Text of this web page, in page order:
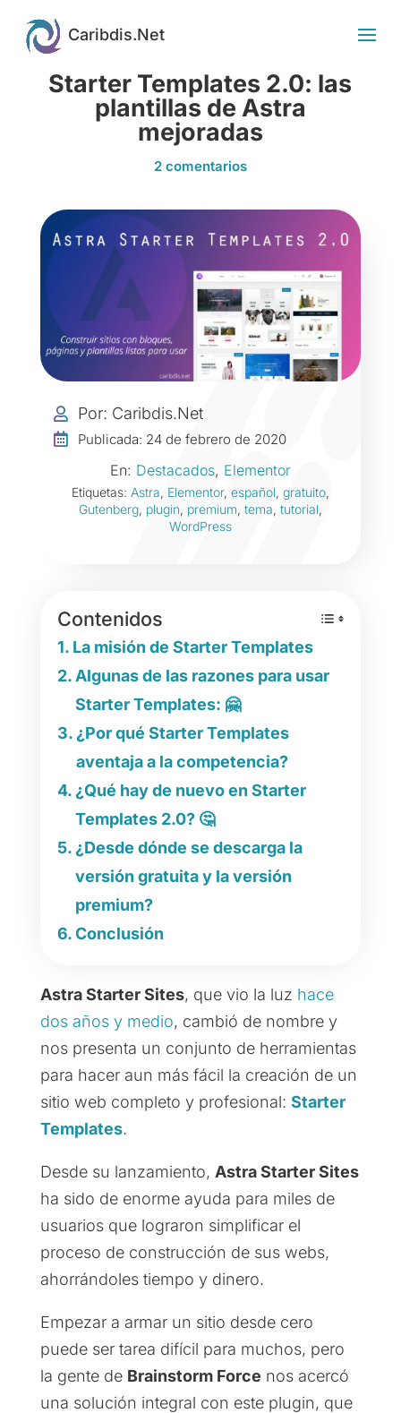
Starter Templates 2.0: las
plantillas de Astra
mejoradas
2 comentarios
 Por: Caribdis.Net
 Publicada: 24 de febrero de 2020
En: Destacados, Elementor
Etiquetas: Astra, Elementor, español, gratuito,
Gutenberg, plugin, premium, tema, tutorial,
WordPress
Contenidos
La misión de Starter Templates
Algunas de las razones para usar
Starter Templates: 🤗
¿Por qué Starter Templates
aventaja a la competencia?
¿Qué hay de nuevo en Starter
Templates 2.0? 🤔
¿Desde dónde se descarga la
versión gratuita y la versión
premium?
Conclusión
Astra Starter Sites, que vio la luz hace
dos años y medio, cambió de nombre y
nos presenta un conjunto de herramientas
para hacer aun más fácil la creación de un
sitio web completo y profesional: Starter
Templates.
Desde su lanzamiento, Astra Starter Sites
ha sido de enorme ayuda para miles de
usuarios que lograron simplificar el
proceso de construcción de sus webs,
ahorrándoles tiempo y dinero.
Empezar a armar un sitio desde cero
puede ser tarea difícil para muchos, pero
la gente de Brainstorm Force nos acercó
una solución integral con este plugin, que